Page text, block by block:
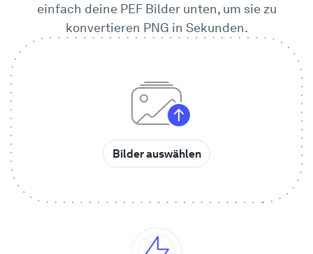
DAM Software
Enterprise
einfach deine PEFBilder unten, um sie zu
konvertieren PNG in Sekunden.
Bilder auswählen